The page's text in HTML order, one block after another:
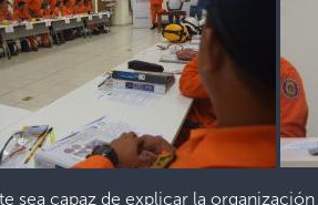
sea capaz de explicar la